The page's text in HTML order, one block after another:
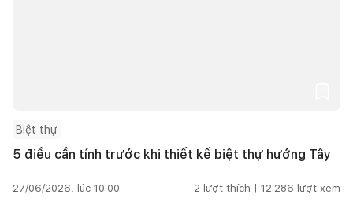
Biệt thự
5 điều cần tính trước khi thiết kế biệt thự hướng Tây
27/06/2026, lúc 10:00 2 lượt thích | 12.286 lượt xem